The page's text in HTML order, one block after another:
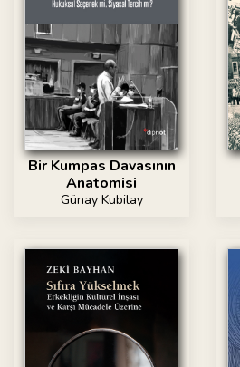
Bir Kumpas Davasının
Anatomisi
Günay Kubilay